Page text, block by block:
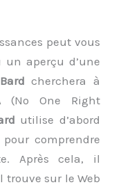
peut vous
aperçu d’une
cherchera à
(No One Right
utilise d’abord
pour comprendre
Après cela, il
trouve sur le Web